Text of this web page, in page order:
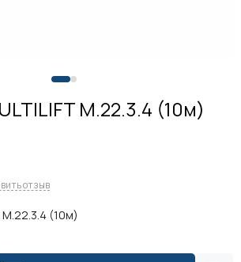
M.22.3.4 (10м)
отзыв
(10м)